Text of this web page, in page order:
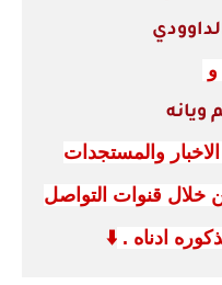
و
ويانه
والمستجدات
خلال قنوات التواصل
ادناه . ⬇️